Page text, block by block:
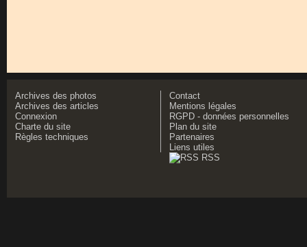
Archives des photos
Archives des articles
Connexion
Charte du site
Règles techniques
Contact
Mentions légales
RGPD - données personnelles
Plan du site
Partenaires
Liens utiles
RSS